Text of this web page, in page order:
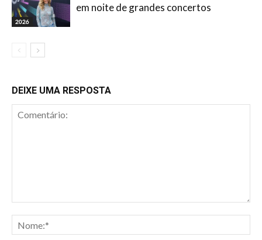
2026
em noite de grandes concertos
DEIXE UMA RESPOSTA